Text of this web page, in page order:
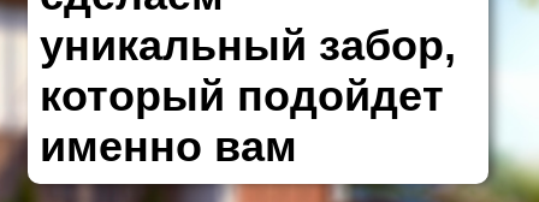
уникальный забор,
который подойдет
именно вам